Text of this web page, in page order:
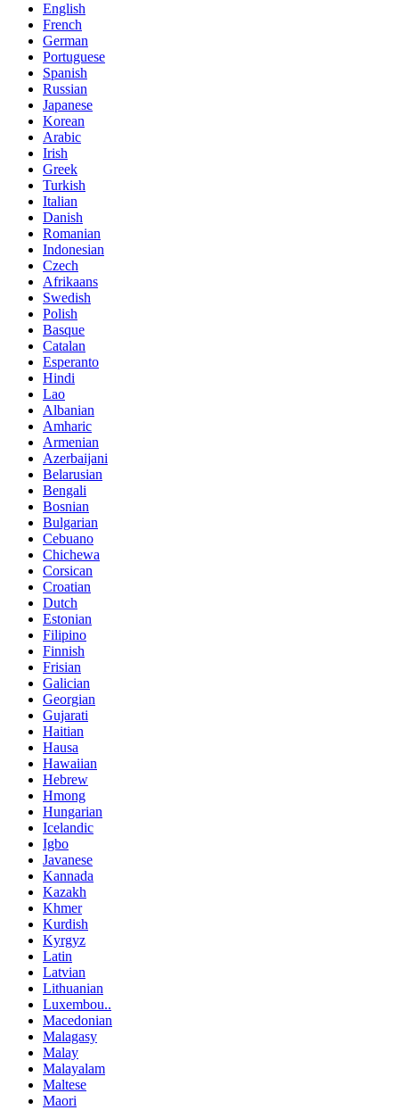
English
French
German
Portuguese
Spanish
Russian
Japanese
Korean
Arabic
Irish
Greek
Turkish
Italian
Danish
Romanian
Indonesian
Czech
Afrikaans
Swedish
Polish
Basque
Catalan
Esperanto
Hindi
Lao
Albanian
Amharic
Armenian
Azerbaijani
Belarusian
Bengali
Bosnian
Bulgarian
Cebuano
Chichewa
Corsican
Croatian
Dutch
Estonian
Filipino
Finnish
Frisian
Galician
Georgian
Gujarati
Haitian
Hausa
Hawaiian
Hebrew
Hmong
Hungarian
Icelandic
Igbo
Javanese
Kannada
Kazakh
Khmer
Kurdish
Kyrgyz
Latin
Latvian
Lithuanian
Luxembou..
Macedonian
Malagasy
Malay
Malayalam
Maltese
Maori